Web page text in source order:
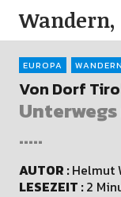
EUROPA WANDERN
Von Dorf
.....
AUTOR :
LESEZEIT :2